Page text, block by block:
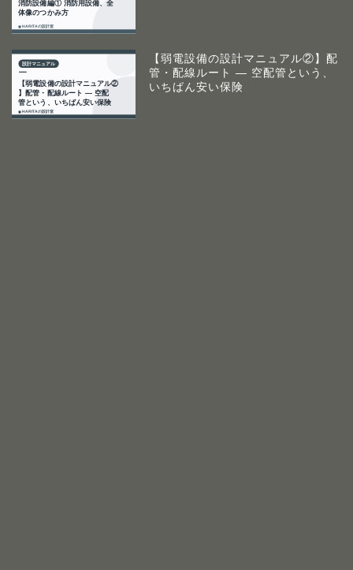
【弱電設備の設計マニュアル②】配
管・配線ルート ― 空配管という、
いちばん安い保険